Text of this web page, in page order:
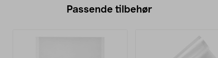
Passende tilbehør